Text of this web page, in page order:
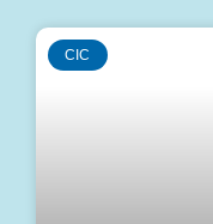
CIC